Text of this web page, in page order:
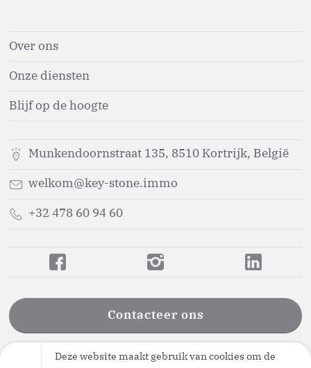
Over ons
Onze diensten
Blijf op de hoogte
Munkendoornstraat 135, 8510 Kortrijk, België
welkom@key-stone.immo
+32 478 60 94 60
Contacteer ons
Deze website maakt gebruik van cookies om de